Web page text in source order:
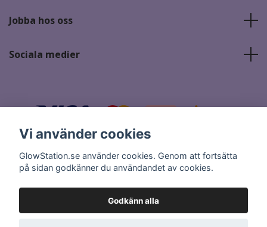
Jobba hos oss
Sociala medier
© 2026 GlowStation.se
Vi använder cookies
GlowStation.se använder cookies. Genom att fortsätta
på sidan godkänner du användandet av cookies.
Godkänn alla